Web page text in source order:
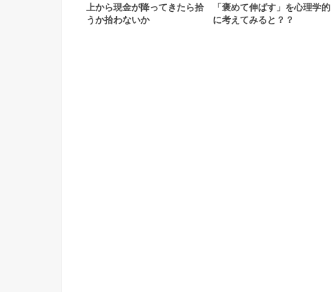
上から現金が降ってきたら拾
うか拾わないか
「褒めて伸ばす」を心理学的
に考えてみると？？